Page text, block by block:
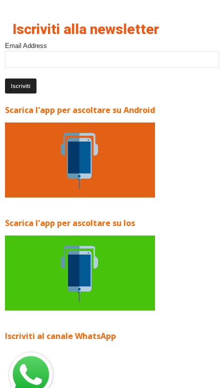
Iscriviti alla newsletter
Email Address
Scarica l'app per ascoltare su Android
Scarica l'app per ascoltare su Ios
Iscriviti al canale WhatsApp